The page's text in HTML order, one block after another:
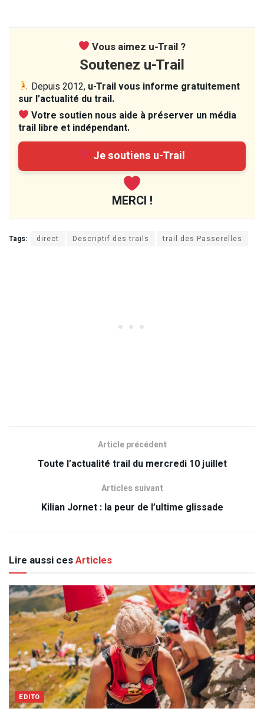
Vous aimez u-Trail ?
Soutenez u-Trail
Depuis 2012, u-Trail vous informe gratuitement
sur l’actualité du trail.
Votre soutien nous aide à préserver un média
trail libre et indépendant.
Je soutiens u-Trail
MERCI !
Tags: direct Descriptif des trails trail des Passerelles
Article précédent
Toute l’actualité trail du mercredi 10 juillet
Articles suivant
Kilian Jornet : la peur de l’ultime glissade
Lire aussi cesArticles
EDITO